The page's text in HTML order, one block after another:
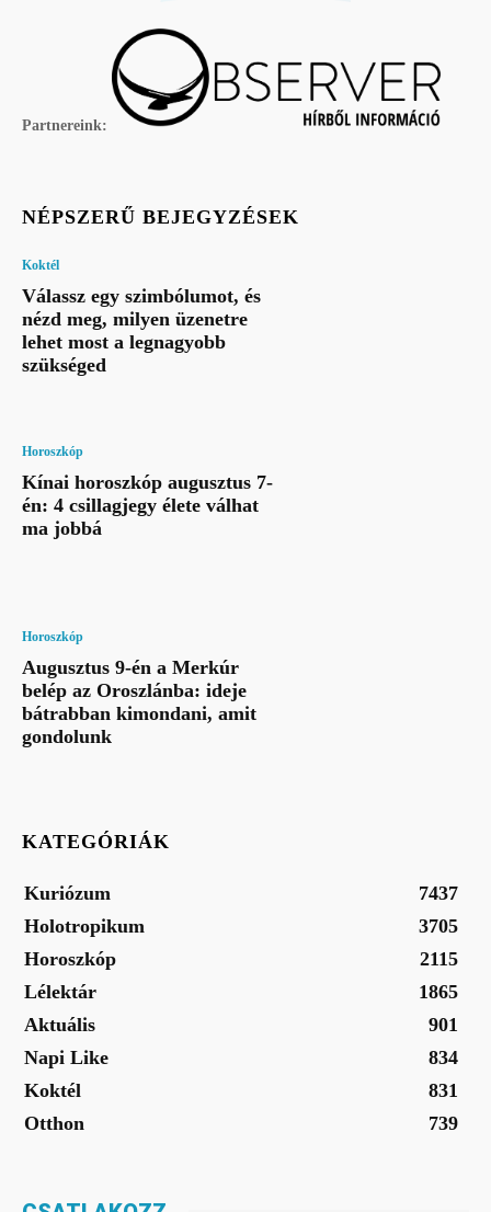
Partnereink:
NÉPSZERŰ BEJEGYZÉSEK
Koktél
Válassz egy szimbólumot, és
nézd meg, milyen üzenetre
lehet most a legnagyobb
szükséged
Horoszkóp
Kínai horoszkóp augusztus 7-
én: 4 csillagjegy élete válhat
ma jobbá
Horoszkóp
Augusztus 9-én a Merkúr
belép az Oroszlánba: ideje
bátrabban kimondani, amit
gondolunk
KATEGÓRIÁK
Kuriózum
7437
Holotropikum
3705
Horoszkóp
2115
Lélektár
1865
Aktuális
901
Napi Like
834
Koktél
831
Otthon
739